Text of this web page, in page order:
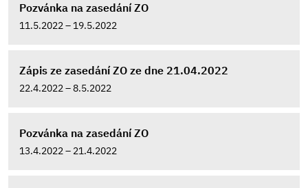
Pozvánka na zasedání ZO
11.5.2022 – 19.5.2022
Zápis ze zasedání ZO ze dne 21.04.2022
22.4.2022 – 8.5.2022
Pozvánka na zasedání ZO
13.4.2022 – 21.4.2022